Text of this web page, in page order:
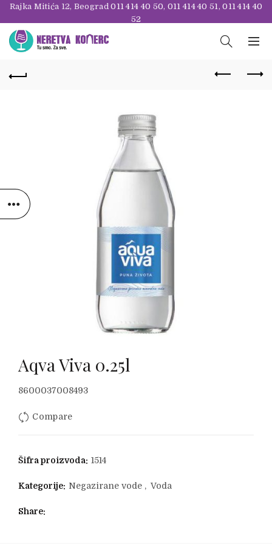
Rajka Mitića 12, Beograd011 414 40 50, 011 414 40 51,011 414 40
52
Aqva Viva 0.25l
8600037008493
Compare
Šifra proizvoda: 1514
Kategorije: Negazirane vode , Voda
Share